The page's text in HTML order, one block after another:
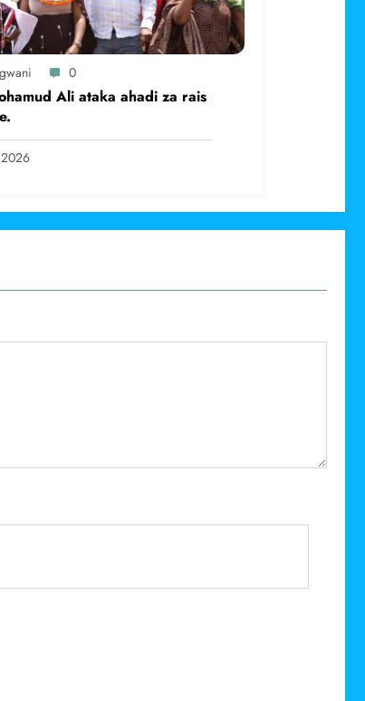
0
Ali ataka ahadi za rais